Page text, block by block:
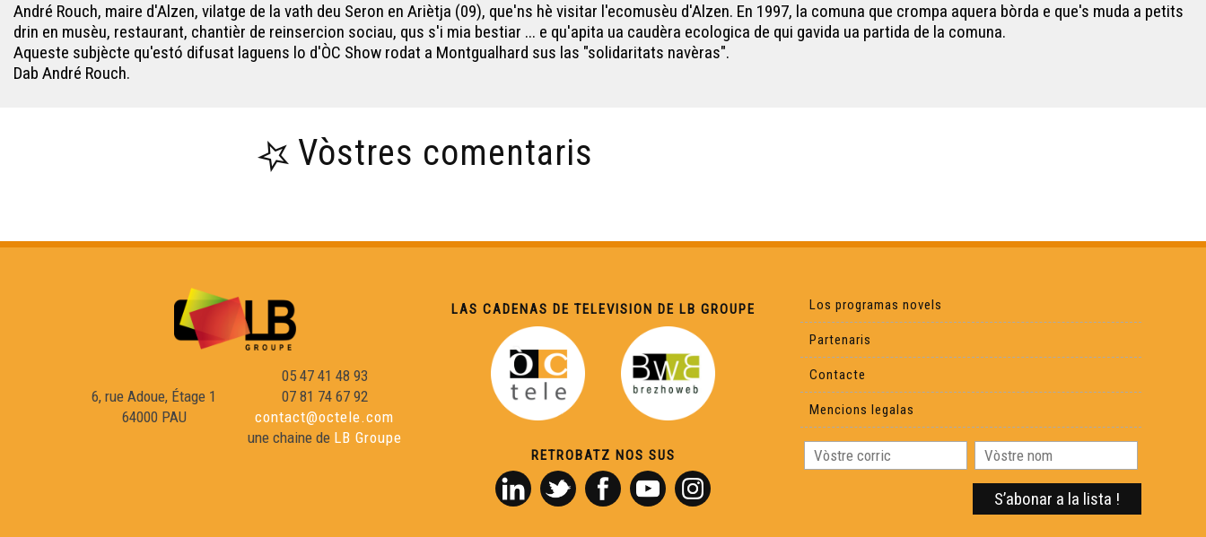
Hestiv'Òc
Carcassona l'occitana
Visita deu Castèth de Morlana
Adishatz & Co
Pastorala aussalesa
André Rouch, maire d'Alzen, vilatge de la vath deu Seron en Ariètja (09), que'ns hè visitar l'ecomusèu d'Alzen. En 1997, la comuna que crompa aquera bòrda e que's muda a petits
drin en musèu, restaurant, chantièr de reinsercion sociau, qus s'i mia bestiar ... e qu'apita ua caudèra ecologica de qui gavida ua partida de la comuna.
Aqueste subjècte qu'estó difusat laguens lo d'ÒC Show rodat a Montgualhard sus las "solidaritats navèras".
Dab André Rouch.
Vòstres comentaris
6, rue Adoue, Étage 1
64000 PAU
05 47 41 48 93
07 81 74 67 92
contact@octele.com
une chaine de LB Groupe
LAS CADENAS DE TELEVISION DE LB GROUPE
RETROBATZ NOS SUS
Los programas novels
Partenaris
Contacte
Mencions legalas